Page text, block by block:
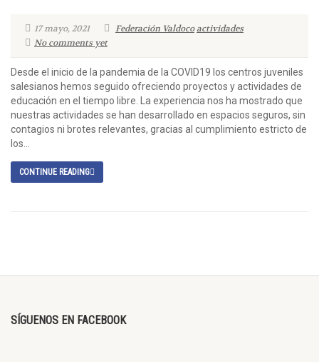
17 mayo, 2021 Federación Valdoco actividades
No comments yet
Desde el inicio de la pandemia de la COVID19 los centros juveniles
salesianos hemos seguido ofreciendo proyectos y actividades de
educación en el tiempo libre. La experiencia nos ha mostrado que
nuestras actividades se han desarrollado en espacios seguros, sin
contagios ni brotes relevantes, gracias al cumplimiento estricto de
los...
CONTINUE READING
SÍGUENOS EN FACEBOOK